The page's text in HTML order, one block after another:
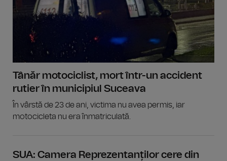
Tânăr motociclist, mort într-un accident
rutier în municipiul Suceava
În vârstă de 23 de ani, victima nu avea permis, iar
motocicleta nu era înmatriculată.
SUA: Camera Reprezentanților cere din